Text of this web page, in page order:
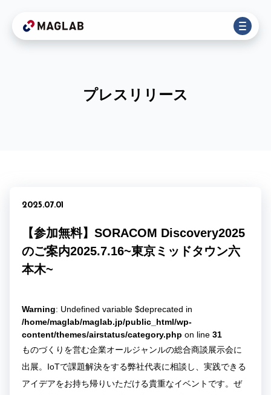
プレスリリース
2025.07.01
【参加無料】SORACOM Discovery2025
のご案内2025.7.16~東京ミッドタウン六
本木~
Warning: Undefined variable $deprecated in
/home/maglab/maglab.jp/public_html/wp-
content/themes/airstatus/category.php on line 31
ものづくりを営む企業オールジャンルの総合商談展示会に
出展。IoTで課題解決をする弊社代表に相談し、実践できる
アイデアをお持ち帰りいただける貴重なイベントです。ぜ